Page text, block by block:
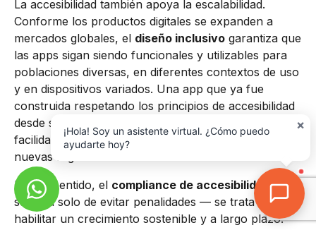
La accesibilidad también apoya la escalabilidad.
Conforme los productos digitales se expanden a
mercados globales, el diseño inclusivo garantiza que
las apps sigan siendo funcionales y utilizables para
poblaciones diversas, en diferentes contextos de uso
y en dispositivos variados. Una app que ya fue
construida respetando los principios de accesibilidad
desde sus cimientos se adapta con mucha más
facilidad a nuevos mercados, nuevos idiomas y
nuevas regulaciones.
En ese sentido, el compliance de accesibilidadno
se trata solo de evitar penalidades — se trata de
habilitar un crecimiento sostenible y a largo plazo.
×
¡Hola! Soy un asistente virtual. ¿Cómo puedo
ayudarte hoy?